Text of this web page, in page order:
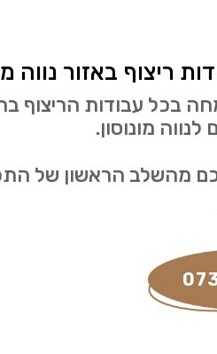
ריצוף באזור נווה
בכל עבודות הריצוף
מונוסון.
מהשלב הראשון של